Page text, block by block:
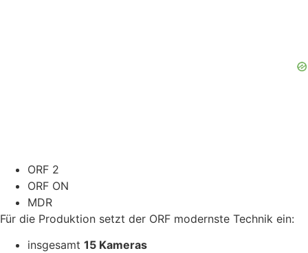
ORF 2
ORF ON
MDR
Für die Produktion setzt der ORF modernste Technik ein:
insgesamt 15 Kameras